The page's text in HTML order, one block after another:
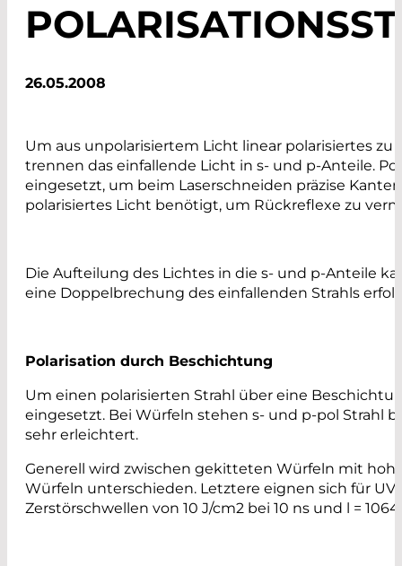
26.05.2008
Um aus unpolarisiertem Licht linear polarisiertes
trennen das einfallende Licht in s- und p-Anteile.
eingesetzt, um beim Laserschneiden präzise
polarisiertes Licht benötigt, um Rückreflexe zu
Die Aufteilung des Lichtes in die s- und p-Anteile
eine Doppelbrechung des einfallenden Strahls
Polarisation durch Beschichtung
Um einen polarisierten Strahl über eine
eingesetzt. Bei Würfeln stehen s- und p-pol Strahl
sehr erleichtert.
Generell wird zwischen gekitteten Würfeln mit
Würfeln unterschieden. Letztere eignen sich für
Zerstörschwellen von 10 J/cm2 bei 10 ns und l =